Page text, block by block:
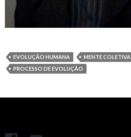
EVOLUÇÃO HUMANA MENTE COLETIVA
PROCESSO DE EVOLUÇÃO